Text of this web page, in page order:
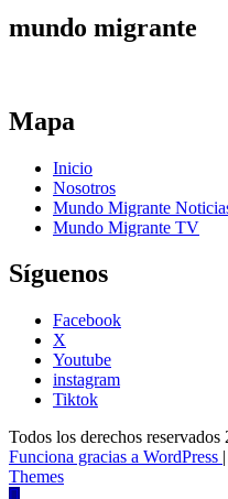
mundo migrante
Mapa
Inicio
Nosotros
Mundo Migrante
Mundo Migrante TV
Síguenos
Facebook
X
Youtube
instagram
Tiktok
Todos los derechos reservados
Funciona gracias a WordPress |
Themes